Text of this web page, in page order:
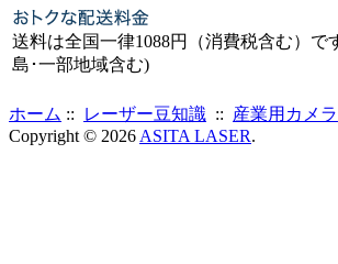
送料は全国一律1088円（消費税含む）で
島･一部地域含む)
ホーム :: レーザー豆知識 :: 産業用カメラ
Copyright © 2026 ASITA LASER.